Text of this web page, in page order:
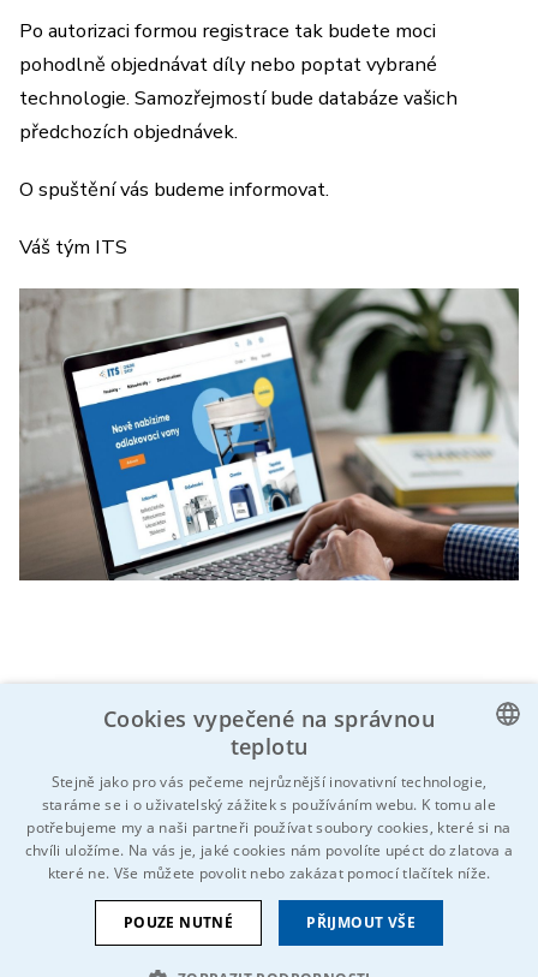
Po autorizaci formou registrace tak budete moci
pohodlně objednávat díly nebo poptat vybrané
technologie. Samozřejmostí bude databáze vašich
předchozích objednávek.
O spuštění vás budeme informovat.
Váš tým ITS
Znáš někoho, koho by to mohlo zajímat?
Neváhej a sdílej!
CZECH
GERMAN
Cookies vypečené na správnou
teplotu
Stejně jako pro vás pečeme nejrůznější inovativní technologie,
staráme se i o uživatelský zážitek s používáním webu. K tomu ale
potřebujeme my a naši partneři používat soubory cookies, které si na
chvíli uložíme. Na vás je, jaké cookies nám povolíte upéct do zlatova a
které ne. Vše můžete povolit nebo zakázat pomocí tlačítek níže.
PŘIJMOUT VŠE
POUZE NUTNÉ